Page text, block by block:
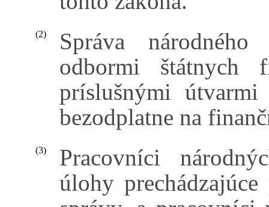
(2)
Správa
odbormi štátnych
príslušnými útvarmi
bezodplatne na
(3)
Pracovníci
úlohy